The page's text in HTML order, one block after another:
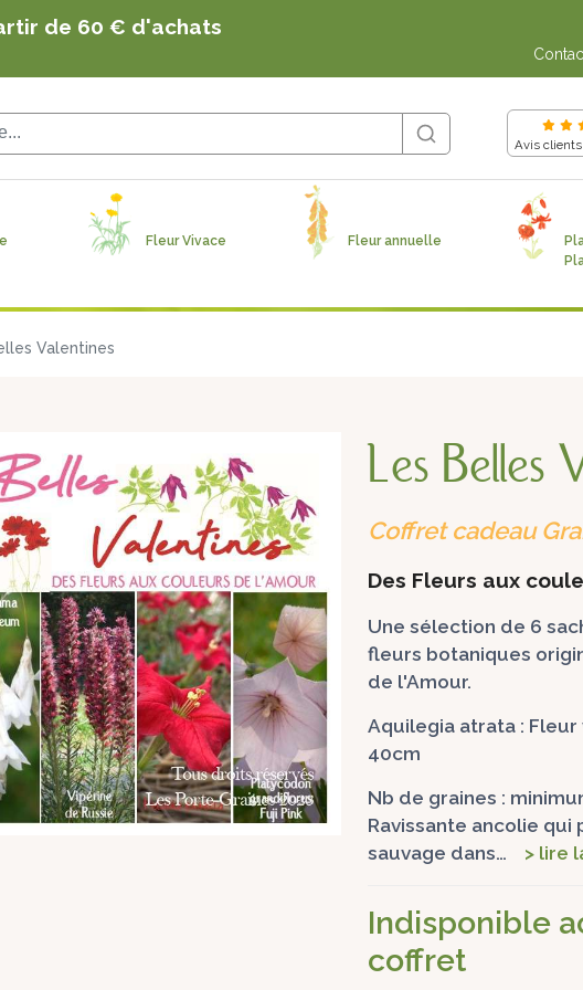
sauvages, utiles et originales produites en Sologne dans
Avis
Fleur Vivace Fleur annuelle
Valentines
Les Belles
Coffret cadeau
Des Fleurs aux
Une sélection de 6
fleurs botaniques
de l'Amour.
Aquilegia atrata : Fleur
40cm
Nb de graines :
Ravissante ancolie qui
sauvage dans… > lire
Indisponible
coffret